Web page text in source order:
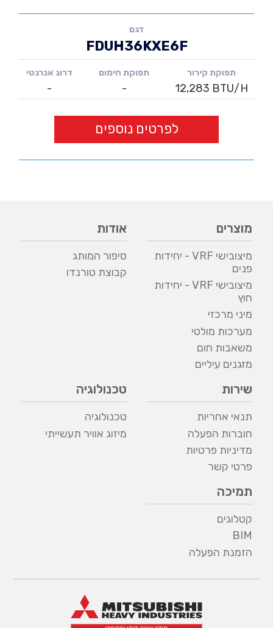
דגם
FDUH36KXE6F
תפוקת קירור
12,283 BTU/H
תפוקת חימום
-
דרוג אנרגטי
-
לפרטים נוספים
מוצרים
מיצובישי VRF - יחידות
פנים
מיצובישי VRF - יחידות
חוץ
מיני מרכזי
מערכות מולטי
משאבות חום
מזגנים עיליים
אודות
סיפור המותג
קבוצת טורנדו
שירות
תנאי אחריות
חוברות הפעלה
מדיניות פרטיות
פרטי קשר
טכנולוגיה
טכנולוגיה
מיזוג אוויר תעשייתי
תמיכה
קטלוגים
BIM
הזמנת הפעלה